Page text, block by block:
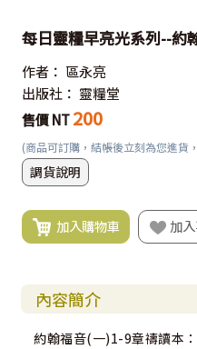
每日靈糧早亮光系列--約
作者： 區永亮
出版社： 靈糧堂
售價 NT 200
(商品可訂購，結帳後立刻為您進貨
調貨說明
加入購物車 加
內容簡介
約翰福音(一)1-9章禱讀本